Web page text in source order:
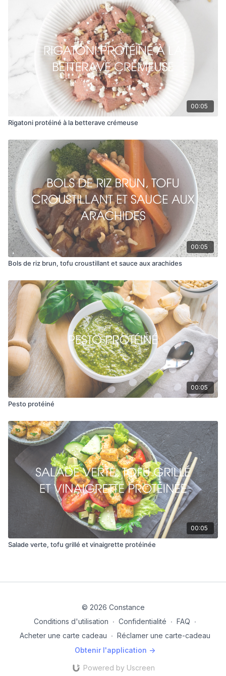
00:05
Rigatoni protéiné à la betterave crémeuse
00:05
Bols de riz brun, tofu croustillant et sauce aux arachides
00:05
Pesto protéiné
00:05
Salade verte, tofu grillé et vinaigrette protéinée
© 2026 Constance
Conditions d'utilisation ∙ Confidentialité ∙ FAQ ∙
Acheter une carte cadeau ∙ Réclamer une carte-cadeau
Obtenir l'application ->
Powered by Uscreen